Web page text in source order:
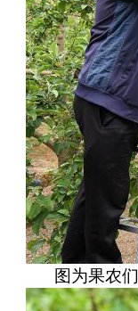
图为果农